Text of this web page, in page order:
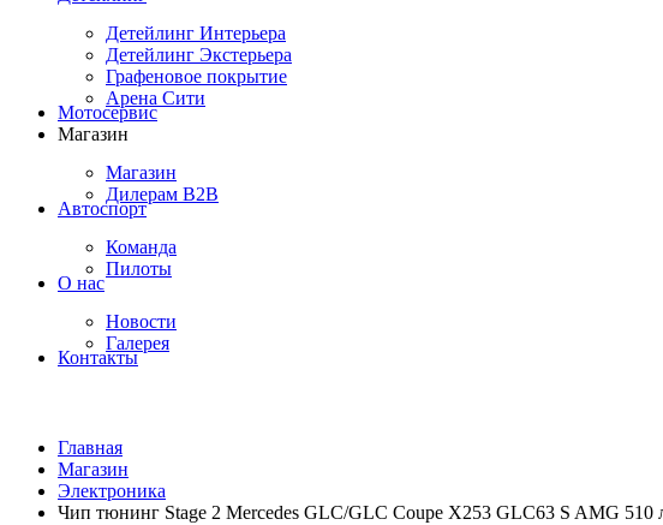
Детейлинг Интерьера
Детейлинг Экстерьера
Графеновое покрытие
Арена Сити
Мотосервис
Магазин
Магазин
Дилерам B2B
Автоспорт
Команда
Пилоты
О нас
Новости
Галерея
Контакты
Главная
Магазин
Электроника
Чип тюнинг Stage 2 Mercedes GLC/GLC Coupe X253 GLC63 S AMG 510